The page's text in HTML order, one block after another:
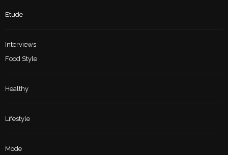
Etude
Interviews
Food Style
Healthy
Lifestyle
Mode